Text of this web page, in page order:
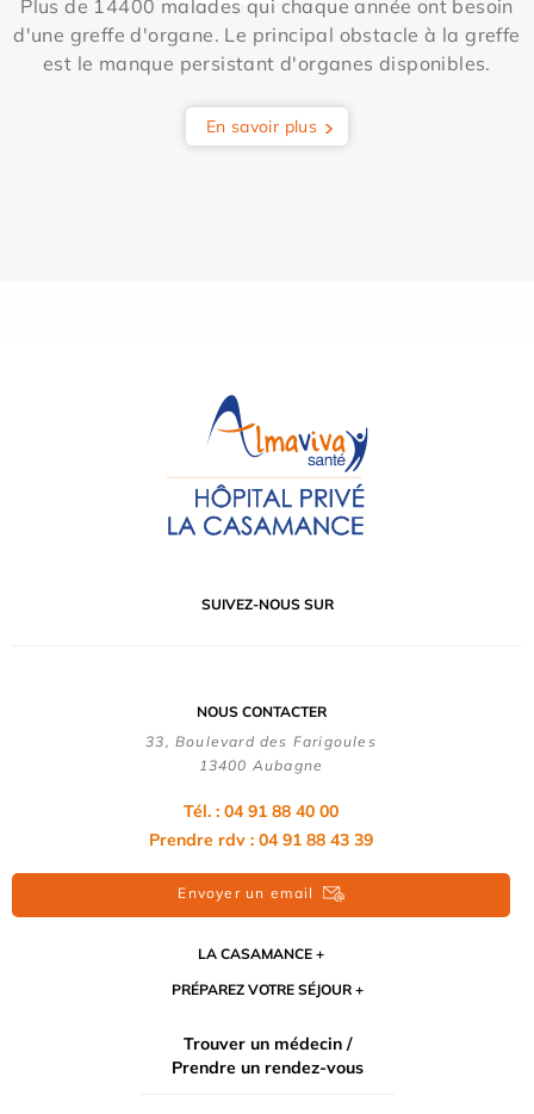
Plus de 14400 malades qui chaque année ont besoin
d'une greffe d'organe. Le principal obstacle à la greffe
est le manque persistant d'organes disponibles.
En savoir plus
SUIVEZ-NOUS SUR
NOUS CONTACTER
33, Boulevard des Farigoules
13400 Aubagne
Tél. : 04 91 88 40 00
Prendre rdv : 04 91 88 43 39
Envoyer un email
LA CASAMANCE
PRÉPAREZ VOTRE SÉJOUR
Trouver un médecin /
Prendre un rendez-vous